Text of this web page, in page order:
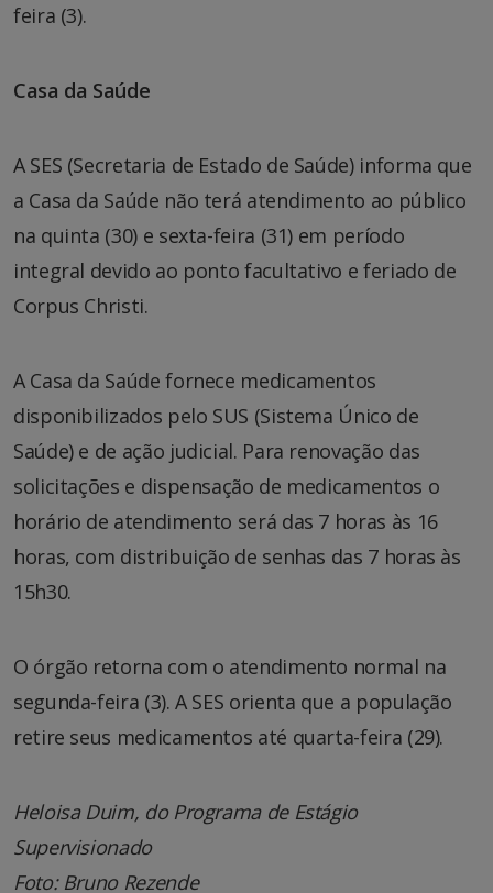
feira (3).
Casa da Saúde
A SES (Secretaria de Estado de Saúde) informa que
a Casa da Saúde não terá atendimento ao público
na quinta (30) e sexta-feira (31) em período
integral devido ao ponto facultativo e feriado de
Corpus Christi.
A Casa da Saúde fornece medicamentos
disponibilizados pelo SUS (Sistema Único de
Saúde) e de ação judicial. Para renovação das
solicitações e dispensação de medicamentos o
horário de atendimento será das 7 horas às 16
horas, com distribuição de senhas das 7 horas às
15h30.
O órgão retorna com o atendimento normal na
segunda-feira (3). A SES orienta que a população
retire seus medicamentos até quarta-feira (29).
Heloisa Duim, do Programa de Estágio
Supervisionado
Foto: Bruno Rezende